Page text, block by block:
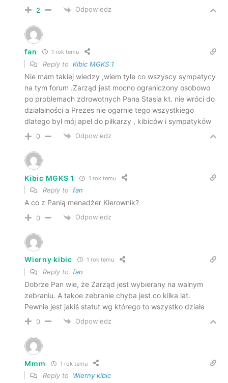
2 Odpowiedz
fan 1 rok temu
Reply toKibic MGKS 1
Nie mam takiej wiedzy ,wiem tyle co wszyscy sympatycy
na tym forum .Zarząd jest mocno ograniczony osobowo
po problemach zdrowotnych Pana Stasia kt. nie wróci do
działalności a Prezes nie ogarnie tego wszystkiego
dlatego był mój apel do piłkarzy , kibiców i sympatyków
0 Odpowiedz
Kibic MGKS 1 1 rok temu
Reply tofan
A co z Panią menadżer Kierownik?
0 Odpowiedz
Wierny kibic 1 rok temu
Reply tofan
Dobrze Pan wie, że Zarząd jest wybierany na walnym
zebraniu. A takoe zebranie chyba jest co kilka lat.
Pewnie jest jakiś statut wg którego to wszystko działa
0 Odpowiedz
Mmm 1 rok temu
Reply to Wierny kibic